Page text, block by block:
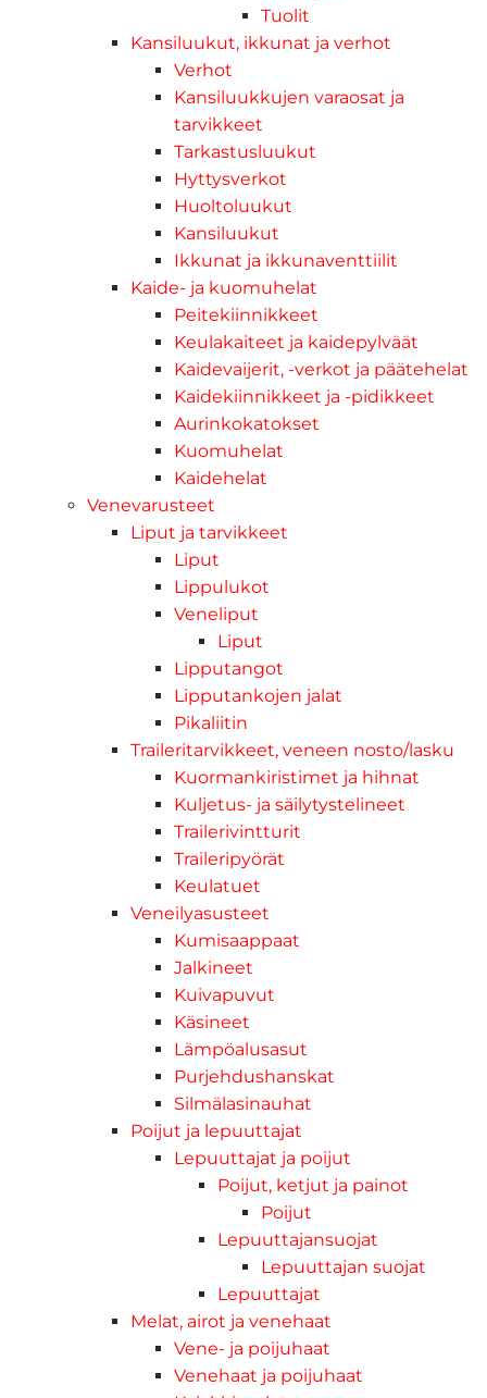
Tuolit
Kansiluukut, ikkunat ja verhot
Verhot
Kansiluukkujen varaosat ja
tarvikkeet
Tarkastusluukut
Hyttysverkot
Huoltoluukut
Kansiluukut
Ikkunat ja ikkunaventtiilit
Kaide- ja kuomuhelat
Peitekiinnikkeet
Keulakaiteet ja kaidepylväät
Kaidevaijerit, -verkot ja päätehelat
Kaidekiinnikkeet ja -pidikkeet
Aurinkokatokset
Kuomuhelat
Kaidehelat
Venevarusteet
Liput ja tarvikkeet
Liput
Lippulukot
Veneliput
Liput
Lipputangot
Lipputankojen jalat
Pikaliitin
Traileritarvikkeet, veneen nosto/lasku
Kuormankiristimet ja hihnat
Kuljetus- ja säilytystelineet
Trailerivintturit
Traileripyörät
Keulatuet
Veneilyasusteet
Kumisaappaat
Jalkineet
Kuivapuvut
Käsineet
Lämpöalusasut
Purjehdushanskat
Silmälasinauhat
Poijut ja lepuuttajat
Lepuuttajat ja poijut
Poijut, ketjut ja painot
Poijut
Lepuuttajansuojat
Lepuuttajan suojat
Lepuuttajat
Melat, airot ja venehaat
Vene- ja poijuhaat
Venehaat ja poijuhaat